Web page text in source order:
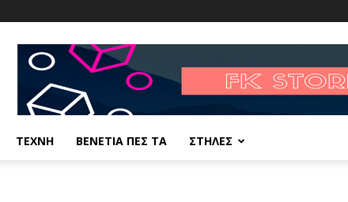
ΤΕΧΝΗ ΒΕΝΕΤΙΑ ΠΕΣ ΤΑ ΣΤΗΛΕΣ